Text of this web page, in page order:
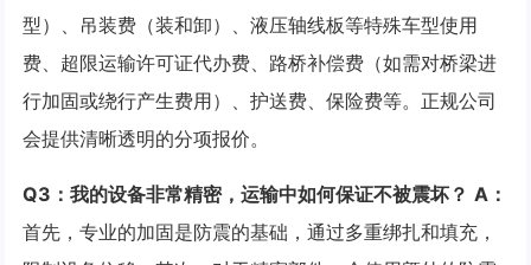
型）、吊装费（装和卸）、液压轴线板等特殊车型使用
费、超限运输许可证代办费、路桥补偿费（如需对桥梁进
行加固或绕行产生费用）、护送费、保险费等。正规公司
会提供清晰透明的分项报价。
Q3：我的设备非常精密，运输中如何保证不被震坏？ A：
首先，专业的加固是防震的基础，通过多重绑扎和填充，